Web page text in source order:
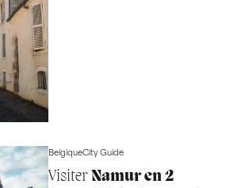
BelgiqueCity Guide
Visiter Namur en 2